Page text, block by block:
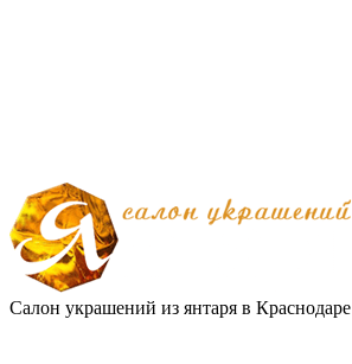
Салон украшений из янтаря в Краснодаре